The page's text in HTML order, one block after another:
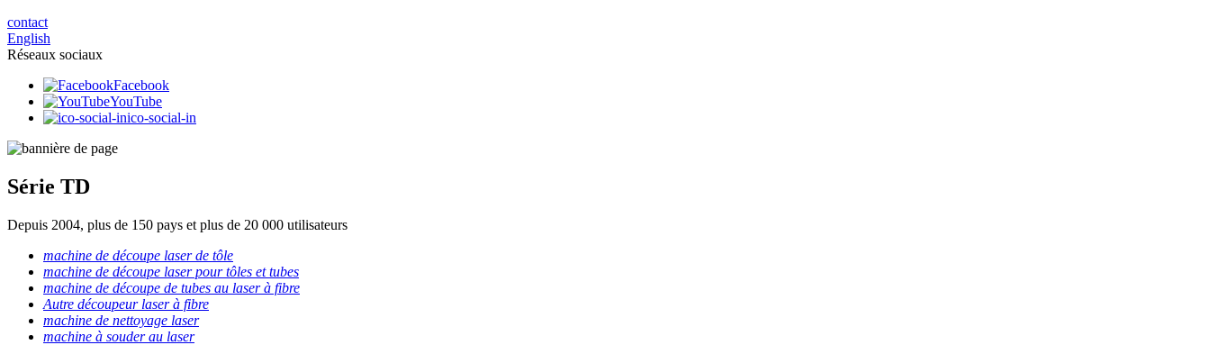
contact
English
Réseaux sociaux
Facebook
YouTube
ico-social-in
Série TD
Depuis 2004, plus de 150 pays et plus de 20 000 utilisateurs
machine de découpe laser de tôle
machine de découpe laser pour tôles et tubes
machine de découpe de tubes au laser à fibre
Autre découpeur laser à fibre
machine de nettoyage laser
machine à souder au laser